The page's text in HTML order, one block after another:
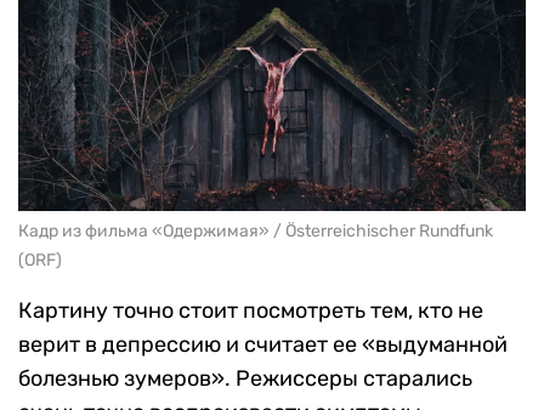
Кадр из фильма «Одержимая» / Österreichischer Rundfunk
(ORF)
Картину точно стоит посмотреть тем, кто не
верит в депрессию и считает ее «выдуманной
болезнью зумеров». Режиссеры старались